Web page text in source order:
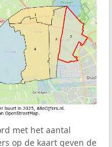
met het aantal
op de kaart geven de